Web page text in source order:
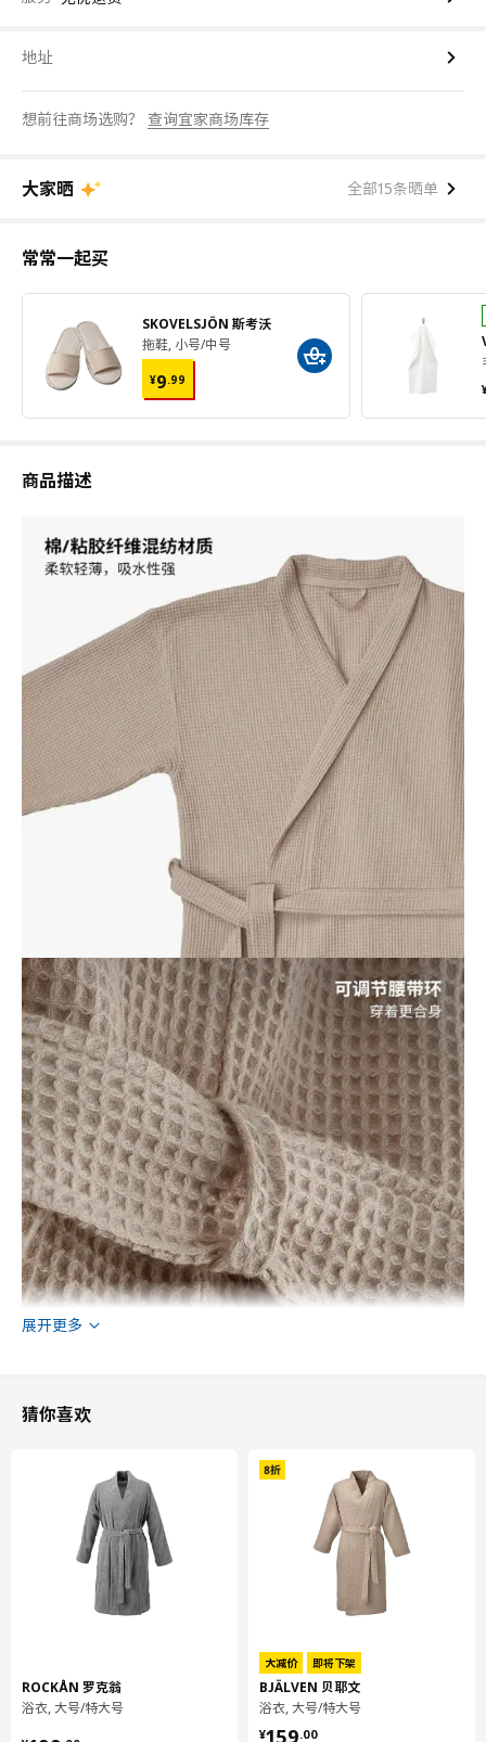
地址
想前往商场选购？ 查询宜家商场库存
大家晒 全部15条晒单
常常一起买
SKOVELSJÖN 斯考沃
拖鞋, 小号/中号
¥9.99
¥ 9.99
商品描述
展开更多
猜你喜欢
ROCKÅN 罗克翁
浴衣, 大号/特大号
大减价 即将下架
BJÄLVEN 贝耶文
浴衣, 大号/特大号
¥159.00
¥ 159.00